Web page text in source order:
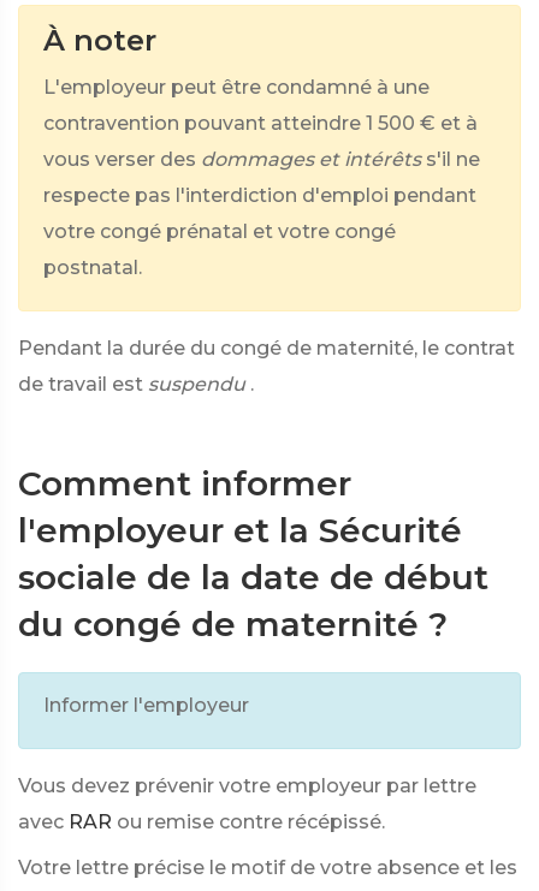
À noter
L'employeur peut être condamné à une
contravention pouvant atteindre 1 500 € et à
vous verser des dommages et intérêts s'il ne
respecte pas l'interdiction d'emploi pendant
votre congé prénatal et votre congé
postnatal.
Pendant la durée du congé de maternité, le contrat
de travail est suspendu .
Comment informer
l'employeur et la Sécurité
sociale de la date de début
du congé de maternité ?
Informer l'employeur
Vous devez prévenir votre employeur par lettre
avec RAR ou remise contre récépissé.
Votre lettre précise le motif de votre absence et les